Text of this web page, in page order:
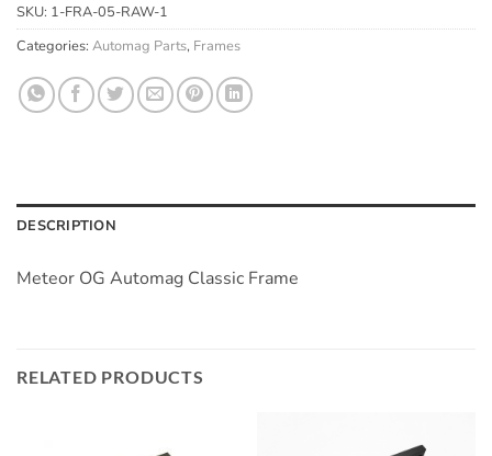
SKU: 1-FRA-05-RAW-1
Categories: Automag Parts, Frames
DESCRIPTION
Meteor OG Automag Classic Frame
RELATED PRODUCTS